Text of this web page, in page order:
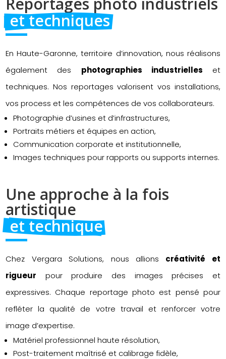
et techniques
En Haute-Garonne, territoire d’innovation, nous réalisons
également des photographies industrielles et
techniques. Nos reportages valorisent vos installations,
vos process et les compétences de vos collaborateurs.
Photographie d’usines et d’infrastructures,
Portraits métiers et équipes en action,
Communication corporate et institutionnelle,
Images techniques pour rapports ou supports internes.
Une approche à la fois
artistique
et technique
Chez Vergara Solutions, nous allions créativité et
rigueur pour produire des images précises et
expressives. Chaque reportage photo est pensé pour
refléter la qualité de votre travail et renforcer votre
image d’expertise.
Matériel professionnel haute résolution,
Post-traitement maîtrisé et calibrage fidèle,